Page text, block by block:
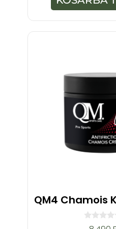
-
b
QM4 Chamois